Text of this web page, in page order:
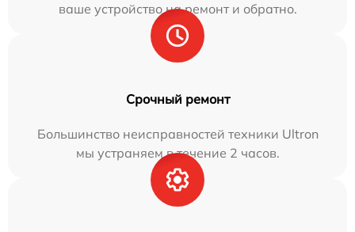
ваше устройство на ремонт и обратно.
Срочный ремонт
Большинство неисправностей техники Ultron
мы устраняем в течение 2 часов.